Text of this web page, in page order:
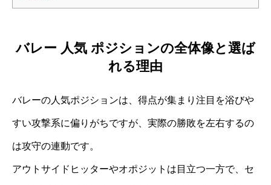
バレー 人気 ポジションの全体像と選ば
れる理由
バレーの人気ポジションは、得点が集まり注目を浴びや
すい攻撃系に偏りがちですが、実際の勝敗を左右するの
は攻守の連動です。
アウトサイドヒッターやオポジットは目立つ一方で、セ